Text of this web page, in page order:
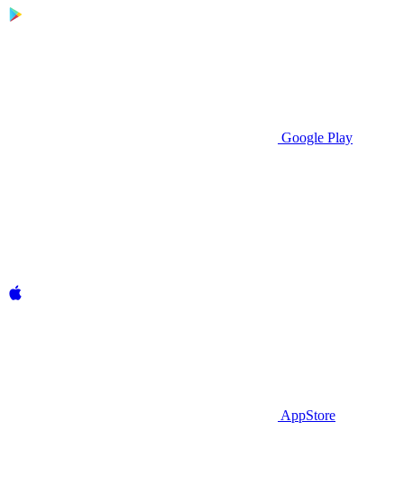
Google Play
AppStore